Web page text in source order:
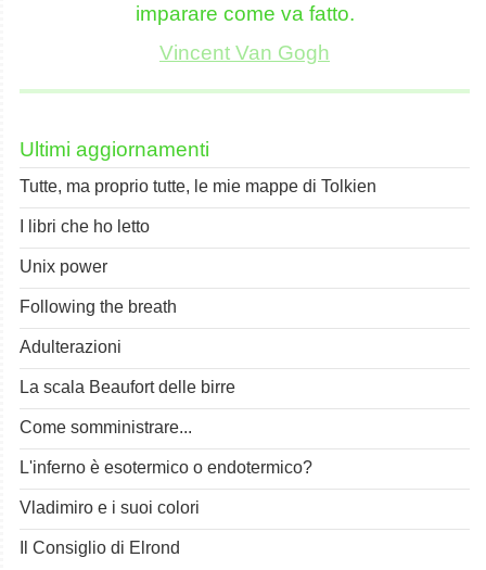
imparare come va fatto.
Vincent Van Gogh
Ultimi aggiornamenti
Tutte, ma proprio tutte, le mie mappe di Tolkien
I libri che ho letto
Unix power
Following the breath
Adulterazioni
La scala Beaufort delle birre
Come somministrare...
L'inferno è esotermico o endotermico?
Vladimiro e i suoi colori
Il Consiglio di Elrond